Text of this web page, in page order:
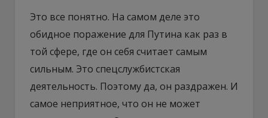
Это все понятно. На самом деле это
обидное поражение для Путина как раз в
той сфере, где он себя считает самым
сильным. Это спецслужбистская
деятельность. Поэтому да, он раздражен. И
самое неприятное, что он не может